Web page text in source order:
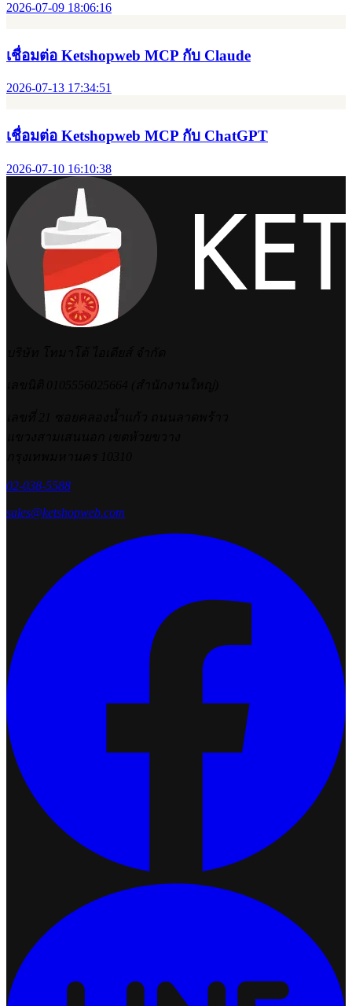
2026-07-09 18:06:16
เชื่อมต่อ Ketshopweb MCP กับ Claude
2026-07-13 17:34:51
เชื่อมต่อ Ketshopweb MCP กับ ChatGPT
2026-07-10 16:10:38
02-038-5588
sales@ketshopweb.com